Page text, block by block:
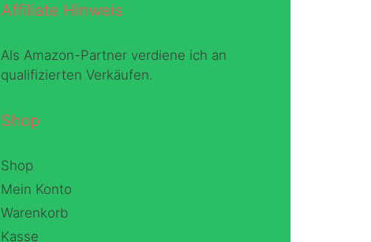
Affiliate Hinweis
Als Amazon-Partner verdiene ich an
qualifizierten Verkäufen.
Shop
Shop
Mein Konto
Warenkorb
Kasse